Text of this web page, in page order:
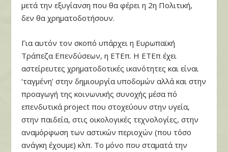
μετά την εξυγίανση που θα φέρει η 2η Πολιτική,
δεν θα χρηματοδοτήσουν.
Για αυτόν τον σκοπό υπάρχει η Ευρωπαϊκή
Τράπεζα Επενδύσεων, η ΕΤΕπ. Η ΕΤΕπ έχει
αστείρευτες χρηματοδοτικές ικανότητες και είναι
‘ταγμένη’ στην δημιουργία υποδομών αλλά και στην
προαγωγή της κοινωνικής συνοχής μέσα πό
επενδυτικά project που στοχεύουν στην υγεία,
στην παιδεία, στις οικολογικές τεχνολογίες, στην
αναμόρφωση των αστικών περιοχών (που τόσο
ανάγκη έχουμε) κλπ. Το μόνο που σταματά την